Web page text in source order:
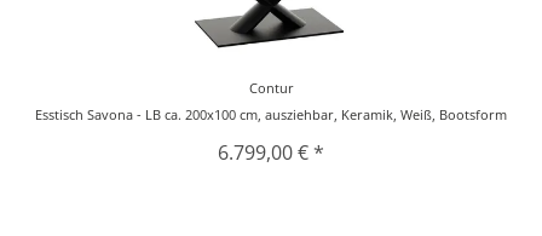
Contur
Esstisch Savona - LB ca. 200x100 cm, ausziehbar, Keramik, Weiß, Bootsform
6.799,00 € *